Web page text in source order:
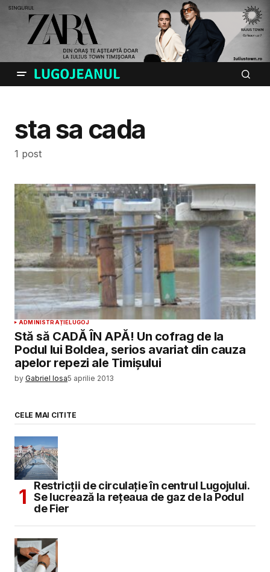
sta sa cada
1 post
ADMINISTRAȚIELUGOJ
Stă să CADĂ ÎN APĂ! Un cofrag de la
Podul lui Boldea, serios avariat din cauza
apelor repezi ale Timişului
by Gabriel Iosa5 aprilie 2013
CELE MAI CITITE
Restricții de circulație în centrul Lugojului.
Se lucrează la rețeaua de gaz de la Podul
de Fier